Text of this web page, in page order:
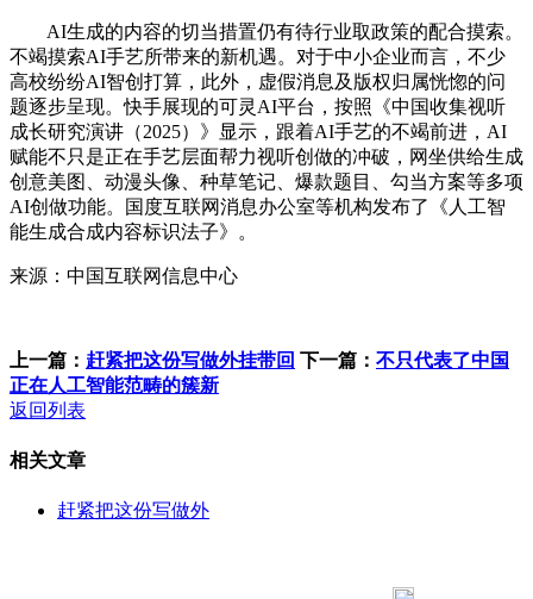
AI生成的内容的切当措置仍有待行业取政策的配合摸索。
不竭摸索AI手艺所带来的新机遇。对于中小企业而言，不少
高校纷纷AI智创打算，此外，虚假消息及版权归属恍惚的问
题逐步呈现。快手展现的可灵AI平台，按照《中国收集视听
成长研究演讲（2025）》显示，跟着AI手艺的不竭前进，AI
赋能不只是正在手艺层面帮力视听创做的冲破，网坐供给生成
创意美图、动漫头像、种草笔记、爆款题目、勾当方案等多项
AI创做功能。国度互联网消息办公室等机构发布了《人工智
能生成合成内容标识法子》。
来源：中国互联网信息中心
上一篇： 赶紧把这份写做外挂带回 下一篇： 不只代表了中国
正在人工智能范畴的簇新
返回列表
相关文章
赶紧把这份写做外